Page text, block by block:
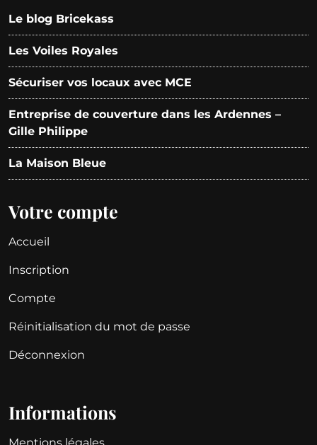
Le blog Bricekass
Les Voiles Royales
Sécuriser vos locaux avec MCE
Entreprise de couverture dans les Ardennes –
Gille Philippe
La Maison Bleue
Votre compte
Accueil
Inscription
Compte
Réinitialisation du mot de passe
Déconnexion
Informations